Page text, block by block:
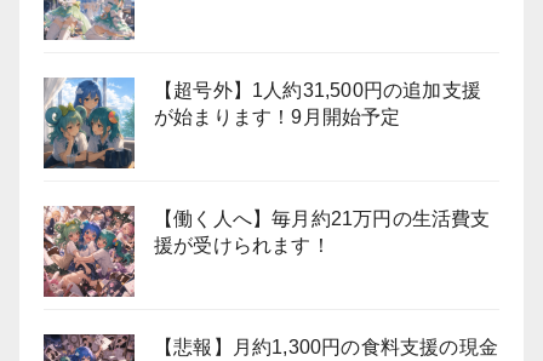
【超号外】1人約31,500円の追加支援
が始まります！9月開始予定
【働く人へ】毎月約21万円の生活費支
援が受けられます！
【悲報】月約1,300円の食料支援の現金